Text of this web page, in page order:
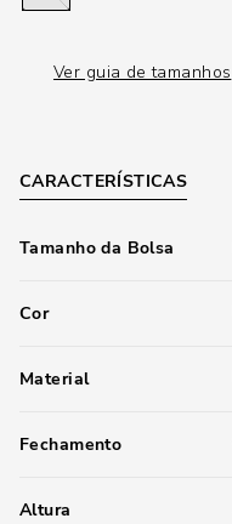
Ver guia de tamanhos
CARACTERÍSTICAS
Tamanho da Bolsa
Cor
Material
Fechamento
Altura